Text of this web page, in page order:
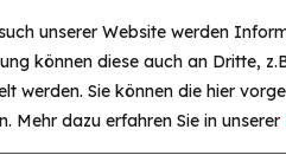
unserer Website werden
können diese auch an Dritte,
werden. Sie können die hier
Mehr dazu erfahren Sie in unserer